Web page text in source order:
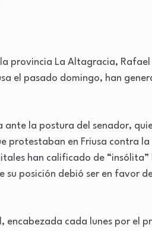
provincia La Altagracia,
el pasado domingo, han
la postura del senador,
protestaban en Friusa contra
han calificado de “insólita”
posición debió ser en favor
encabezada cada lunes por el